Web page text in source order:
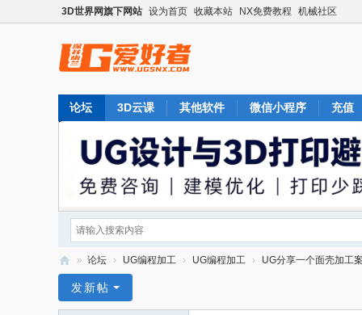
3D世界网旗下网站 设为首页 收藏本站 NX免费教程 机械社区
论坛 3D云课 其他软件 微信小程序 充值
G
» 论坛 › UG编程加工 › UG编程加工 › UG分享一个面壳加工
发新帖